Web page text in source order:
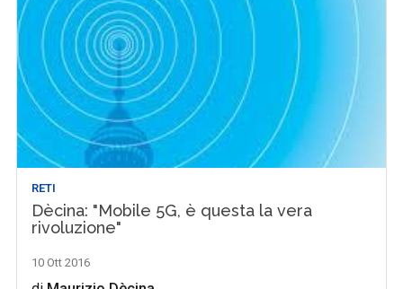
RETI
Dècina: "Mobile 5G, è questa la vera
rivoluzione"
10 Ott 2016